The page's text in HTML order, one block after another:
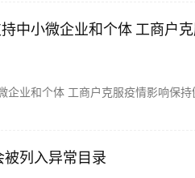
中小微企业和个体 工商户
企业和个体 工商户克服疫情影响保
列入异常目录